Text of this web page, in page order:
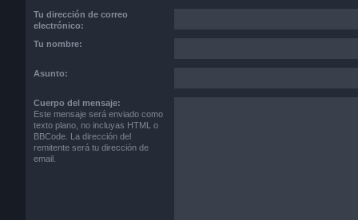
Tu dirección de correo
electrónico:
Tu nombre:
Asunto:
Cuerpo del mensaje:
Este mensaje será enviado como
texto plano, no incluyas HTML o
BBCode. La dirección del
remitente será tu dirección de
email.